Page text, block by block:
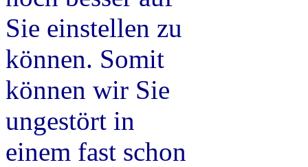
Sie einstellen zu
können. Somit
können wir Sie
ungestört in
einem fast schon